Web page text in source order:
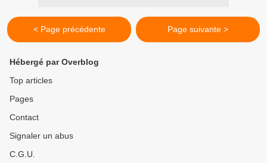
< Page précédente Page suivante >
Hébergé par Overblog
Top articles
Pages
Contact
Signaler un abus
C.G.U.